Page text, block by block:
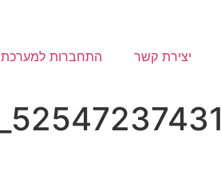
יצירת קשר התחברות למערכת